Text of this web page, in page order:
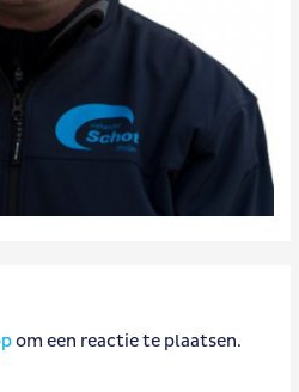
om een reactie te plaatsen.